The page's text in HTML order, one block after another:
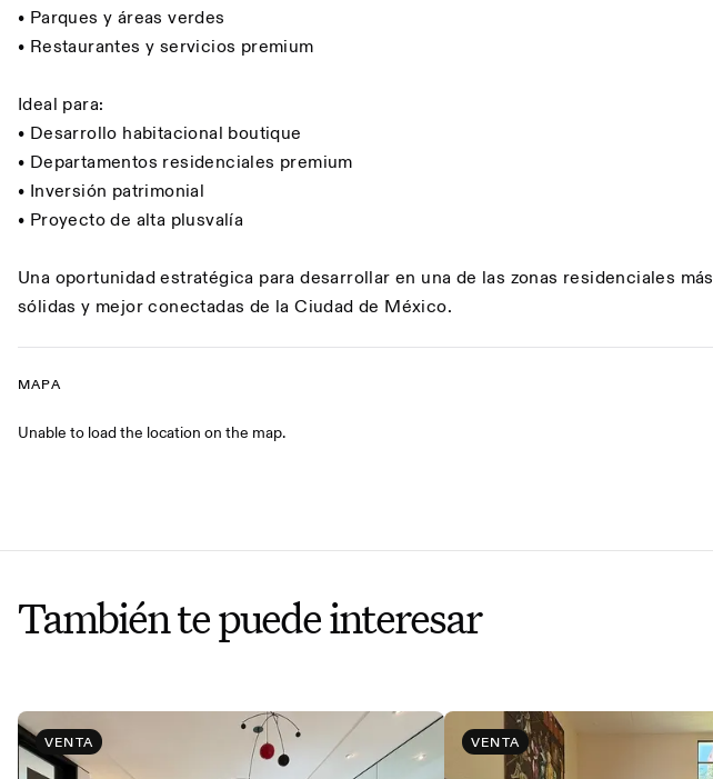
• Parques y áreas verdes
• Restaurantes y servicios premium
Ideal para:
• Desarrollo habitacional boutique
• Departamentos residenciales premium
• Inversión patrimonial
• Proyecto de alta plusvalía
Una oportunidad estratégica para desarrollar en una de las zonas residenciales más
sólidas y mejor conectadas de la Ciudad de México.
Mapa
MAPA
Unable to load the location on the map.
También te puede interesar
VENTA VENTA